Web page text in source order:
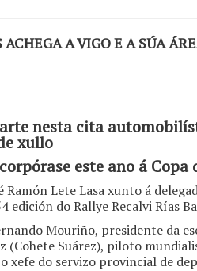
A VIGO E A SÚA
nesta cita
xullo
este ano á
Ramón Lete Lasa xunto á
edición do Rallye Recalvi Rías
Mouriño, presidente da
(Cohete Suárez), piloto
xefe do servizo provincial de